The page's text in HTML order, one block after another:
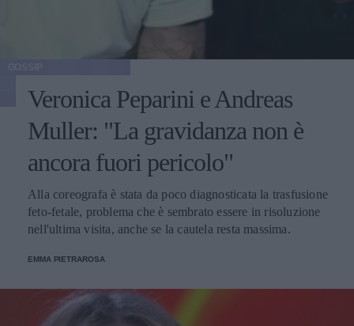
Veronica Peparini e Andreas
Muller: "La gravidanza non è
ancora fuori pericolo"
Alla coreografa è stata da poco diagnosticata la trasfusione
feto-fetale, problema che è sembrato essere in risoluzione
nell'ultima visita, anche se la cautela resta massima.
EMMA PIETRAROSA